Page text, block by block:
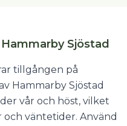
Sjöstad
tillgången på
Hammarby Sjöstad
vår och höst, vilket
och väntetider. Använd